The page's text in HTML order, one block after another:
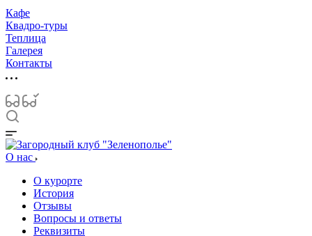
Кафе
Квадро-туры
Теплица
Галерея
Контакты
О нас
О курорте
История
Отзывы
Вопросы и ответы
Реквизиты